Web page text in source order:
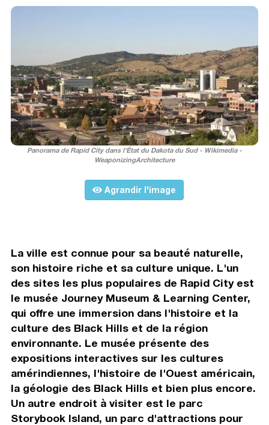
Panorama de Rapid City dans l'État du Dakota du Sud - Wikimedia -
WeaponizingArchitecture
Agrandir l'image
La ville est connue pour sa beauté naturelle,
son histoire riche et sa culture unique. L'un
des sites les plus populaires de Rapid City est
le musée Journey Museum & Learning Center,
qui offre une immersion dans l'histoire et la
culture des Black Hills et de la région
environnante. Le musée présente des
expositions interactives sur les cultures
amérindiennes, l'histoire de l'Ouest américain,
la géologie des Black Hills et bien plus encore.
Un autre endroit à visiter est le parc
Storybook Island, un parc d'attractions pour